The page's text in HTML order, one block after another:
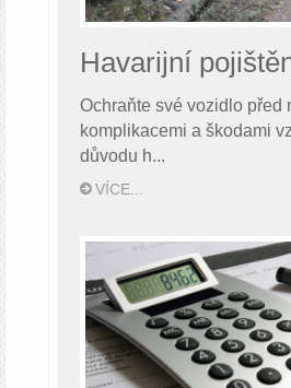
Havarijní
Ochraňte své vozidlo před
komplikacemi a škodami
důvodu h...
VÍCE...